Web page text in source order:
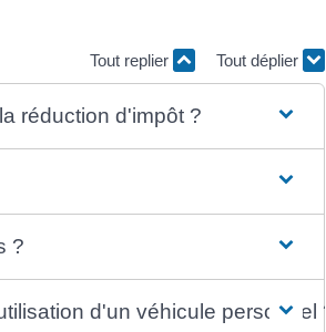
Tout replier Tout déplier
réduction d'impôt ?
?
d'un véhicule personnel ?